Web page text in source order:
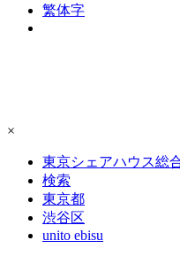
繁体字
×
東京シェアハウス総
検索
東京都
渋谷区
unito ebisu